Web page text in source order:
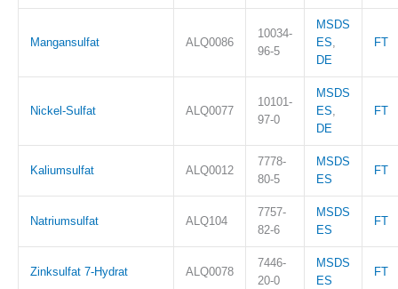
Mangansulfat ALQ0086
10034-
96-5
MSDS
ES,
DE
FT
Nickel-Sulfat ALQ0077
10101-
97-0
MSDS
ES,
DE
FT
Kaliumsulfat ALQ0012
7778-
80-5
MSDS
ES
FT
Natriumsulfat ALQ104
7757-
82-6
MSDS
ES
FT
Zinksulfat 7-Hydrat ALQ0078
7446-
20-0
MSDS
ES
FT